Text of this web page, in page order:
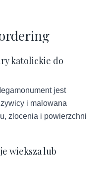
katolickie do
jest
i malowana
zlocenia i powierzchni
wieksza lub